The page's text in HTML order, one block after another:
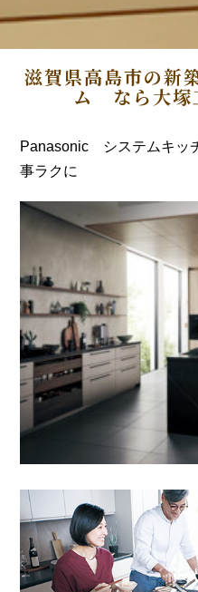
滋賀県高島市の新
ム なら大塚
Panasonic システムキッ
事ラクに